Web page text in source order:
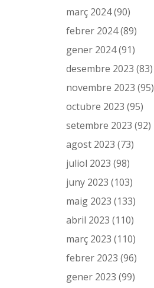
març 2024(90)
febrer 2024(89)
gener 2024(91)
desembre 2023 (83)
novembre 2023 (95)
octubre 2023 (95)
setembre 2023 (92)
agost 2023 (73)
juliol 2023 (98)
juny 2023 (103)
maig 2023 (133)
abril 2023 (110)
març 2023 (110)
febrer 2023 (96)
gener 2023 (99)